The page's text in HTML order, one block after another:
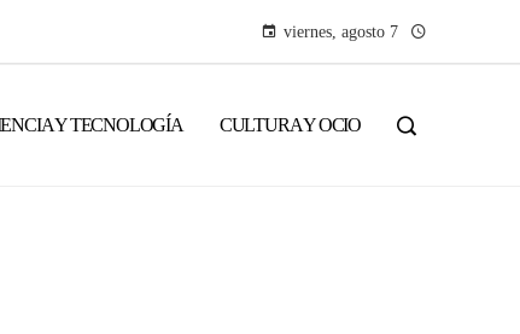
viernes, agosto 7
Y TECNOLOGÍA CULTURA Y OCIO